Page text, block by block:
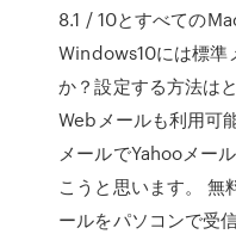
8.1 / 10とすべての
Windows10には標準
か？設定する方法は
Webメールも利用可
メールでYahooメー
こうと思います。 無
ールをパソコンで受